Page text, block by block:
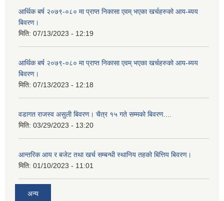
आर्थिक बर्ष २०७९-०८० मा प्राप्त निकासा एवम् भएका खर्चहरुको आय-ब्यय
बिवरण।
मिति: 07/13/2023 - 12:19
आर्थिक बर्ष २०७९-०८० मा प्राप्त निकासा एवम् भएका खर्चहरुको आय-ब्यय
बिवरण।
मिति: 07/13/2023 - 12:18
वडागत राजस्व असुली बिवरण। चैत्र १५ गते सम्मको बिवरण....
मिति: 03/29/2023 - 13:20
आन्तरिक आय र बजेट तथा खर्च सम्बन्धी स्थानिय तहको बित्तिय बिवरण।
मिति: 01/10/2023 - 11:01
अन्य